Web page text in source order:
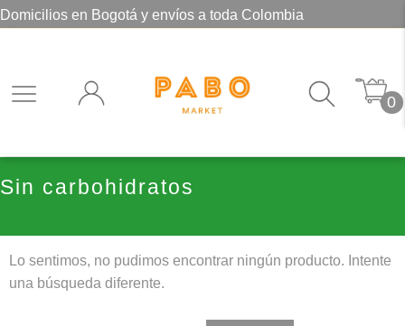
Domicilios en Bogotá y envíos a toda Colombia
0
Sin carbohidratos
Lo sentimos, no pudimos encontrar ningún producto. Intente
una búsqueda diferente.